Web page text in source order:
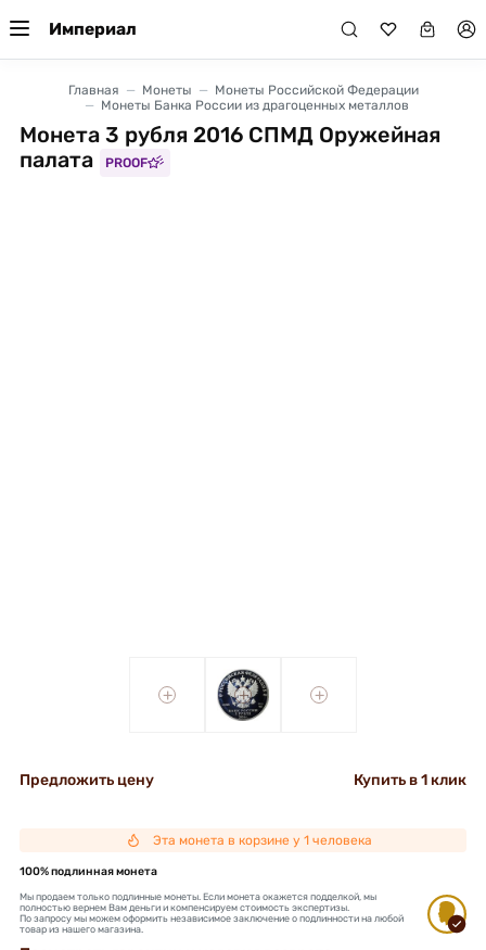
Империал
Главная Монеты
Монеты Российской Федерации
Монеты Банка России из драгоценных металлов
Монета 3 рубля 2016 СПМД Оружейная
палата
PROOF
+ + +
Предложить цену Купить в 1 клик
Эта монета в корзине у 1 человека
100% подлинная монета
Мы продаем только подлинные монеты. Если монета окажется подделкой, мы
полностью вернем Вам деньги и компенсируем стоимость экспертизы.
По запросу мы можем оформить независимое заключение о подлинности на любой
товар из нашего магазина.